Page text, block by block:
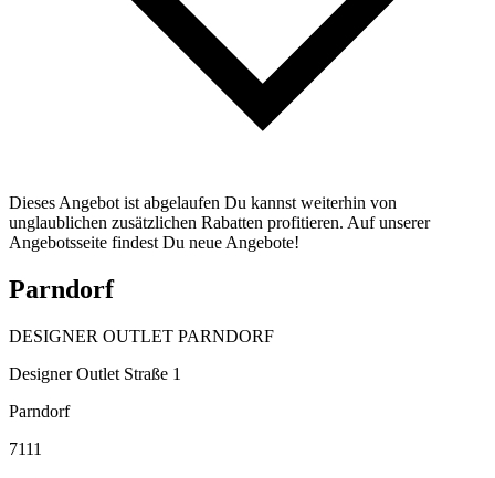
Dieses Angebot ist abgelaufen Du kannst weiterhin von
unglaublichen zusätzlichen Rabatten profitieren. Auf unserer
Angebotsseite findest Du neue Angebote!
Parndorf
DESIGNER OUTLET PARNDORF
Designer Outlet Straße 1
Parndorf
7111